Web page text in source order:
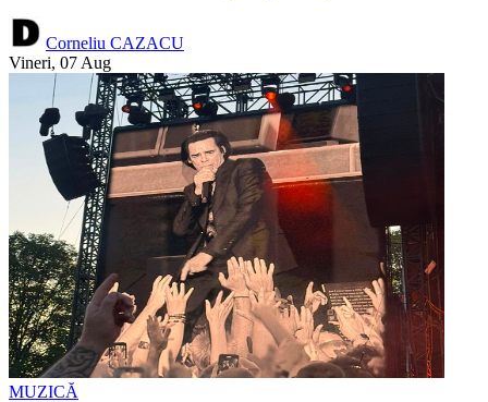
Corneliu CAZACU
Vineri, 07 Aug
MUZICĂ